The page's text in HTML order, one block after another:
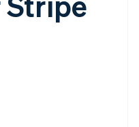
Pipeline